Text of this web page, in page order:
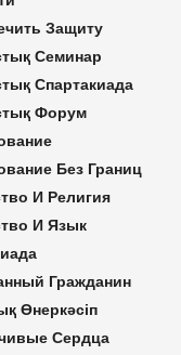
Защиту
Семинар
Спартакиада
Форум
Без Границ
И Религия
И Язык
Гражданин
Өнеркәсіп
Сердца